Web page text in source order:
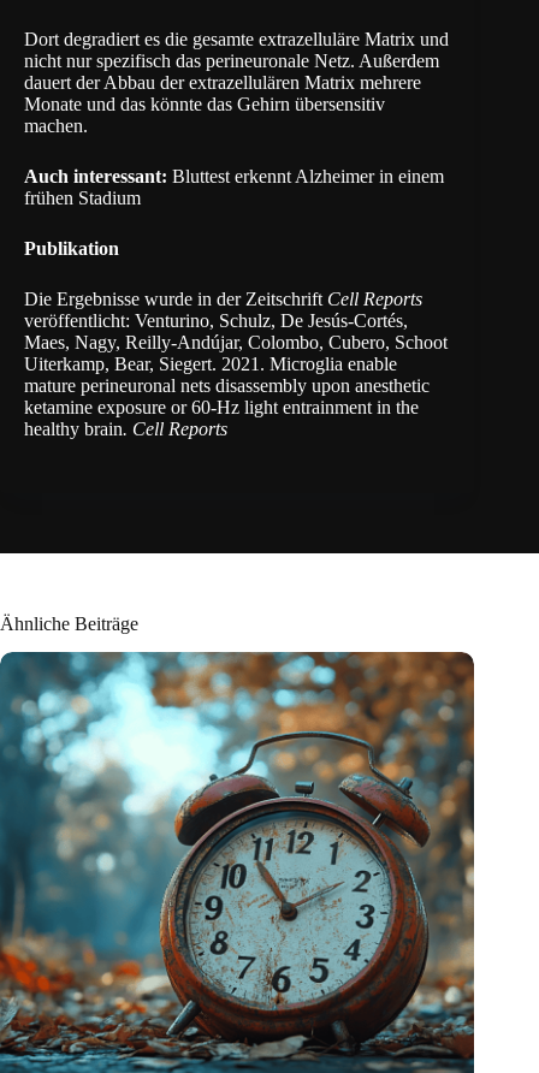
Dort degradiert es die gesamte extrazelluläre Matrix und
nicht nur spezifisch das perineuronale Netz. Außerdem
dauert der Abbau der extrazellulären Matrix mehrere
Monate und das könnte das Gehirn übersensitiv
machen.
Auch interessant: Bluttest erkennt Alzheimer in einem
frühen Stadium
Publikation
Die Ergebnisse wurde in der Zeitschrift Cell Reports
veröffentlicht: Venturino, Schulz, De Jesús-Cortés,
Maes, Nagy, Reilly-Andújar, Colombo, Cubero, Schoot
Uiterkamp, Bear, Siegert. 2021. Microglia enable
mature perineuronal nets disassembly upon anesthetic
ketamine exposure or 60-Hz light entrainment in the
healthy brain. Cell Reports
Ähnliche Beiträge